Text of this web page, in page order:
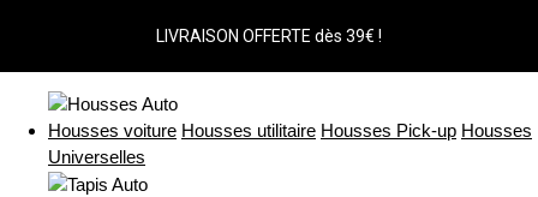
LIVRAISON OFFERTE dès 39€ !
Housses voiture Housses utilitaire Housses Pick-up Housses
Universelles